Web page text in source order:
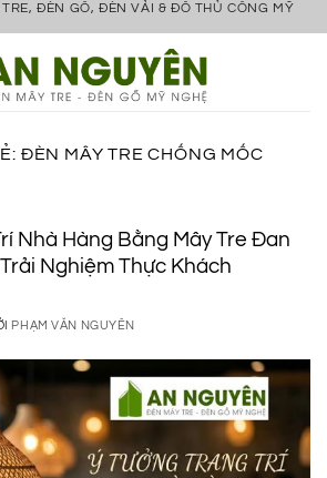
ĐÈN GỖ, ĐÈN VẢI & ĐỒ THỦ CÔNG MỸ
ĐÈN MÂY TRE CHỐNG MỐC
Nhà Hàng Bằng Mây Tre Đan
Nghiệm Thực Khách
PHẠM VĂN NGUYÊN